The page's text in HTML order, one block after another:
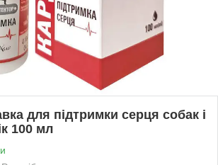
для підтримки серця собак і
100 мл